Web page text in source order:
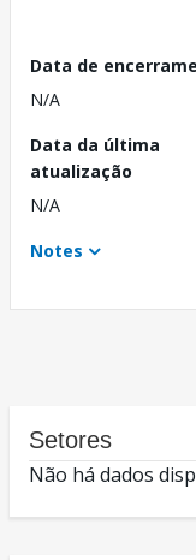
Data de
N/A
Data da última
atualização
N/A
Notes
Setores
Não há dados